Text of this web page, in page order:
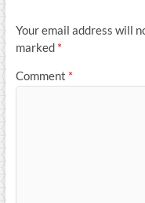
Your email address will
marked *
Comment *